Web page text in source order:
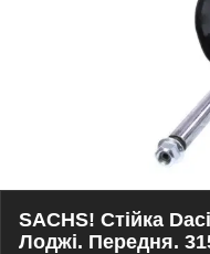
SACHS! Стійка
Лоджі. Передня.